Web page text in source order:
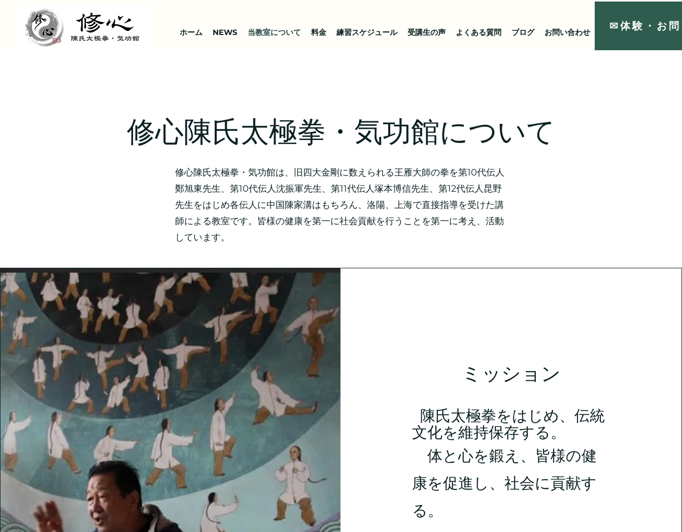
ホーム NEWS 当教室について 料金 練習スケジュール 受講生の声 よくある質問 ブログ お問い合わせ リンク
✉体験・お
修心陳氏太極拳・気功館について
修心陳氏太極拳・気功館は、旧四大金剛に数えられる王雁大師の拳を第10代伝人
鄭旭東先生、第10代伝人沈振軍先生、第11代伝人塚本博信先生、第12代伝人昆野
先生をはじめ各伝人に中国陳家溝はもちろん、洛陽、上海で直接指導を受けた講
師による教室です。皆様の健康を第一に社会貢献を行うことを第一に考え、活動
しています。
ミッション
陳氏太極拳をはじめ、伝統
文化を維持保存する。
​ 体と心を鍛え、皆様の健
康を促進し、社会に貢献す
る。